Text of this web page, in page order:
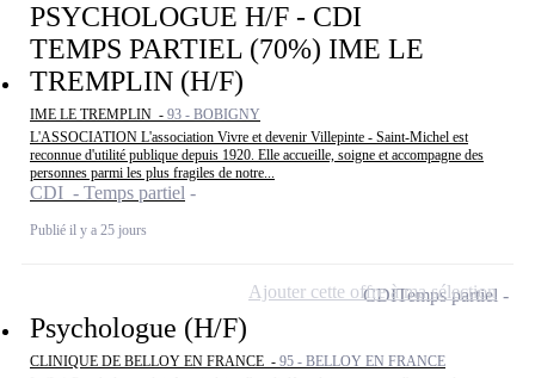
PSYCHOLOGUE H/F - CDI
TEMPS PARTIEL (70%) IME LE
TREMPLIN (H/F)
IME LE TREMPLIN - 93 - BOBIGNY
L'ASSOCIATION L'association Vivre et devenir Villepinte - Saint-Michel est
reconnue d'utilité publique depuis 1920. Elle accueille, soigne et accompagne des
personnes parmi les plus fragiles de notre...
CDI - Temps partiel
Publié il y a 25 jours
Psychologue (H/F)
CLINIQUE DE BELLOY EN FRANCE - 95 - BELLOY EN FRANCE
CDITemps partiel
Ajouter cette offre à ma sélection